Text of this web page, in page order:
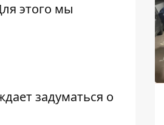
этого мы
задуматься о